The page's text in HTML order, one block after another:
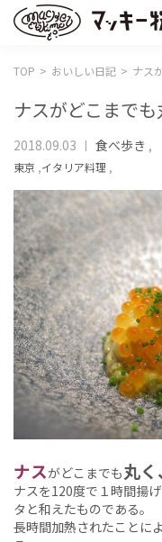
TOP おいしい日記 ナス
ナスがどこまでも
2018.09.03 食べ歩き ,
東京 ,イタリア料理 ,
ナスがどこまでも丸
ナスを120度で１時間揚
タと和えたものである。
長時間加熱されたことに